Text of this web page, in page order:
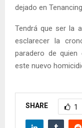
dejado en
Tendrá que ser la
esclarecer la
paradero de
este nuevo
SHARE 1